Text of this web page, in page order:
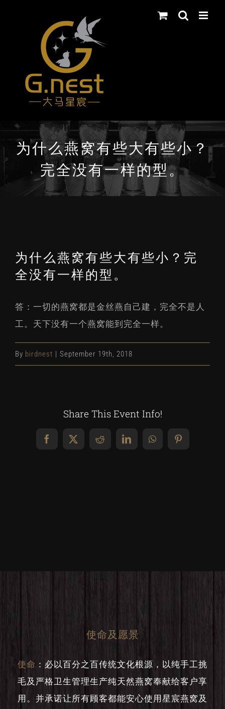
为什么燕窝有些大有些小？
完全没有一样的型。
为什么燕窝有些大有些小？完
全没有一样的型。
答：一切的燕窝都是金丝燕自己建，完全不是人
工。天下没有一个燕窝能到完全一样。
By birdnest | September 19th, 2018
Share This Event Info!
Facebook
X RedditLinkedInWhatsAppPinterest
使命及愿景
使命 ： 必以百分之百传统文化根源，以纯手工挑
毛及严格卫生管理生产纯天然燕窝奉献给客户享
用。并承诺让所有顾客都能安心使用星宸燕窝及